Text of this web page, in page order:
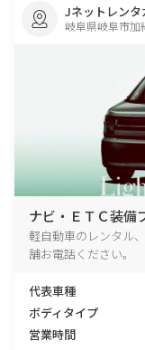
Jネットレン
岐阜県岐阜市加
ナビ・ＥＴＣ装備
軽自動車のレンタル
舗お電話ください。
代表車種
ボディタイプ
営業時間